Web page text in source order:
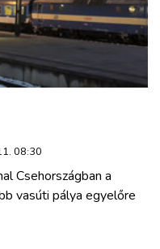
08:30
Csehországban a
vasúti pálya egyelőre